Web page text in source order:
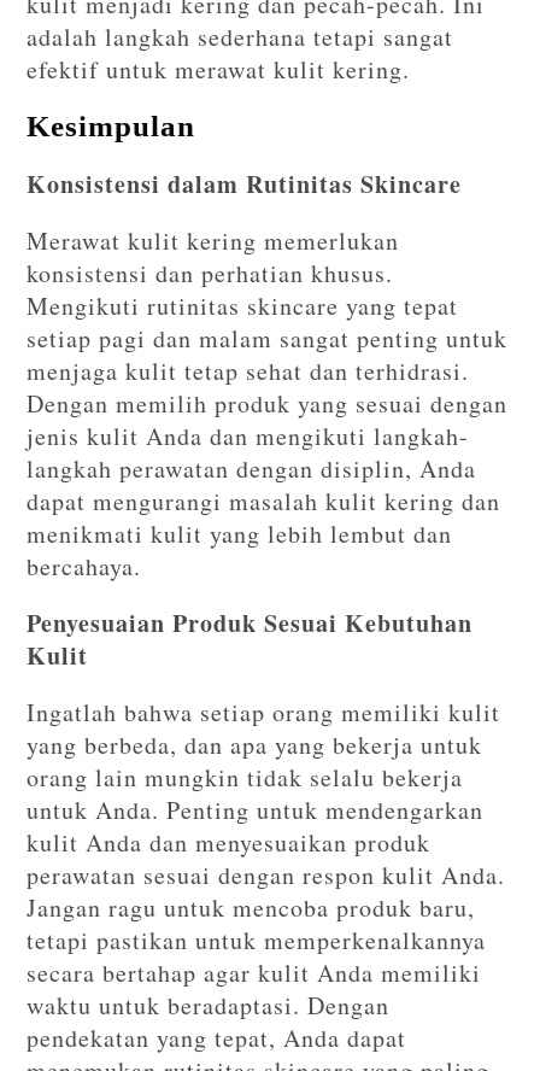
adalah langkah sederhana tetapi sangat
efektif untuk merawat kulit kering.
Kesimpulan
Konsistensi dalam Rutinitas Skincare
Merawat kulit kering memerlukan
konsistensi dan perhatian khusus.
Mengikuti rutinitas skincare yang tepat
setiap pagi dan malam sangat penting untuk
menjaga kulit tetap sehat dan terhidrasi.
Dengan memilih produk yang sesuai dengan
jenis kulit Anda dan mengikuti langkah-
langkah perawatan dengan disiplin, Anda
dapat mengurangi masalah kulit kering dan
menikmati kulit yang lebih lembut dan
bercahaya.
Penyesuaian Produk Sesuai Kebutuhan
Kulit
Ingatlah bahwa setiap orang memiliki kulit
yang berbeda, dan apa yang bekerja untuk
orang lain mungkin tidak selalu bekerja
untuk Anda. Penting untuk mendengarkan
kulit Anda dan menyesuaikan produk
perawatan sesuai dengan respon kulit Anda.
Jangan ragu untuk mencoba produk baru,
tetapi pastikan untuk memperkenalkannya
secara bertahap agar kulit Anda memiliki
waktu untuk beradaptasi. Dengan
pendekatan yang tepat, Anda dapat